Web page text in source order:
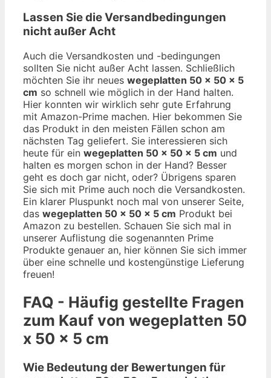
Lassen Sie die Versandbedingungen
nicht außer Acht
Auch die Versandkosten und -bedingungen
sollten Sie nicht außer Acht lassen. Schließlich
möchten Sie ihr neues wegeplatten 50 x 50 x 5
cm so schnell wie möglich in der Hand halten.
Hier konnten wir wirklich sehr gute Erfahrung
mit Amazon-Prime machen. Hier bekommen Sie
das Produkt in den meisten Fällen schon am
nächsten Tag geliefert. Sie interessieren sich
heute für ein wegeplatten 50 x 50 x 5 cm und
halten es morgen schon in der Hand? Besser
geht es doch gar nicht, oder? Übrigens sparen
Sie sich mit Prime auch noch die Versandkosten.
Ein klarer Pluspunkt noch mal von unserer Seite,
das wegeplatten 50 x 50 x 5 cm Produkt bei
Amazon zu bestellen. Schauen Sie sich mal in
unserer Auflistung die sogenannten Prime
Produkte genauer an, hier können Sie sich immer
über eine schnelle und kostengünstige Lieferung
freuen!
FAQ - Häufig gestellte Fragen
zum Kauf von wegeplatten 50
x 50 x 5 cm
Wie Bedeutung der Bewertungen für